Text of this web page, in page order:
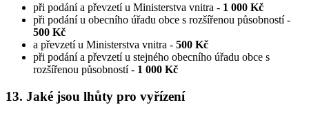
při podání a převzetí u Ministerstva vnitra - 1 000 Kč
při podání u obecního úřadu obce s rozšířenou působností -
500 Kč
a převzetí u Ministerstva vnitra - 500 Kč
při podání a převzetí u stejného obecního úřadu obce s
rozšířenou působností - 1 000 Kč
13. Jaké jsou lhůty pro vyřízení